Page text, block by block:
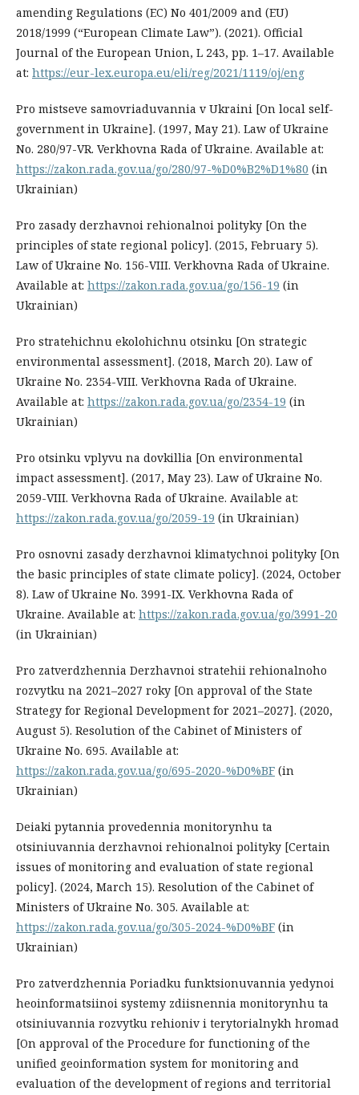
amending Regulations (EC) No 401/2009 and (EU)
2018/1999 (“European Climate Law”). (2021). Official
Journal of the European Union, L 243, pp. 1–17. Available
at: https://eur-lex.europa.eu/eli/reg/2021/1119/oj/eng
Pro mistseve samovriaduvannia v Ukraini [On local self-
government in Ukraine]. (1997, May 21). Law of Ukraine
No. 280/97-VR. Verkhovna Rada of Ukraine. Available at:
https://zakon.rada.gov.ua/go/280/97-%D0%B2%D1%80 (in
Ukrainian)
Pro zasady derzhavnoi rehionalnoi polityky [On the
principles of state regional policy]. (2015, February 5).
Law of Ukraine No. 156-VIII. Verkhovna Rada of Ukraine.
Available at: https://zakon.rada.gov.ua/go/156-19 (in
Ukrainian)
Pro stratehichnu ekolohichnu otsinku [On strategic
environmental assessment]. (2018, March 20). Law of
Ukraine No. 2354-VIII. Verkhovna Rada of Ukraine.
Available at: https://zakon.rada.gov.ua/go/2354-19 (in
Ukrainian)
Pro otsinku vplyvu na dovkillia [On environmental
impact assessment]. (2017, May 23). Law of Ukraine No.
2059-VIII. Verkhovna Rada of Ukraine. Available at:
https://zakon.rada.gov.ua/go/2059-19 (in Ukrainian)
Pro osnovni zasady derzhavnoi klimatychnoi polityky [On
the basic principles of state climate policy]. (2024, October
8). Law of Ukraine No. 3991-IX. Verkhovna Rada of
Ukraine. Available at: https://zakon.rada.gov.ua/go/3991-20
(in Ukrainian)
Pro zatverdzhennia Derzhavnoi stratehii rehionalnoho
rozvytku na 2021–2027 roky [On approval of the State
Strategy for Regional Development for 2021–2027]. (2020,
August 5). Resolution of the Cabinet of Ministers of
Ukraine No. 695. Available at:
https://zakon.rada.gov.ua/go/695-2020-%D0%BF (in
Ukrainian)
Deiaki pytannia provedennia monitorynhu ta
otsiniuvannia derzhavnoi rehionalnoi polityky [Certain
issues of monitoring and evaluation of state regional
policy]. (2024, March 15). Resolution of the Cabinet of
Ministers of Ukraine No. 305. Available at:
https://zakon.rada.gov.ua/go/305-2024-%D0%BF (in
Ukrainian)
Pro zatverdzhennia Poriadku funktsionuvannia yedynoi
heoinformatsiinoi systemy zdiisnennia monitorynhu ta
otsiniuvannia rozvytku rehioniv i terytorialnykh hromad
[On approval of the Procedure for functioning of the
unified geoinformation system for monitoring and
evaluation of the development of regions and territorial